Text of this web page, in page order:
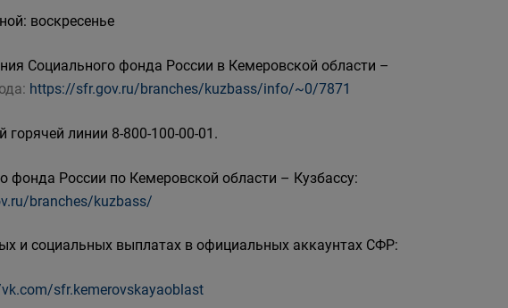
воскресенье
Социального фонда России в Кемеровской области –
https://sfr.gov.ru/branches/kuzbass/info/~0/7871
горячей линии 8-800-100-00-01.
России по Кемеровской области – Кузбассу:
branches/kuzbass/
и социальных выплатах в официальных аккаунтах СФР:
sfr.kemerovskayaoblast